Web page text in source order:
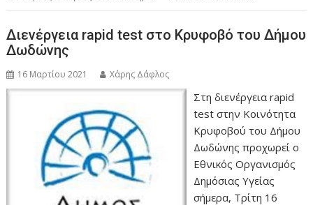
Διενέργεια rapid test στο Κρυφοβό του Δήμου
Δωδώνης
16 Μαρτίου 2021 Χάρης Δάφλος
Στη διενέργεια rapid
test στην Κοινότητα
Κρυφοβού του Δήμου
Δωδώνης προχωρεί ο
Εθνικός Οργανισμός
Δημόσιας Υγείας
σήμερα, Τρίτη 16